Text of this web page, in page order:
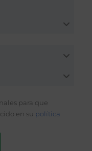
para que
en su política